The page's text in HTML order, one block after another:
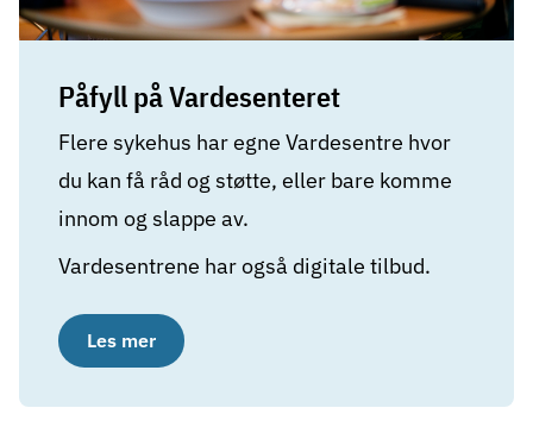
Påfyll på Vardesenteret
Flere sykehus har egne Vardesentre hvor
du kan få råd og støtte, eller bare komme
innom og slappe av.
Vardesentrene har også digitale tilbud.
Les mer